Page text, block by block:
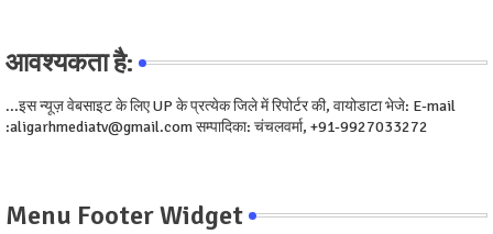
आवश्यकता है:
...इस न्यूज़ वेबसाइट के लिए UP के प्रत्येक जिले में रिपोर्टर की, वायोडाटा भेजे: E-mail
:aligarhmediatv@gmail.com सम्पादिका: चंचलवर्मा, +91-9927033272
Menu Footer Widget